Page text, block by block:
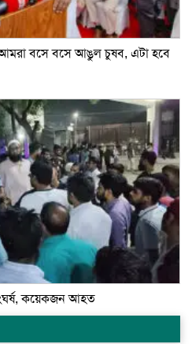
আমরা বসে বসে আঙুল চুষব, এটা হবে
কয়েকজন আহত